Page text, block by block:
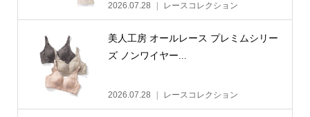
2026.07.28 レースコレクション
美人工房 オールレース プレミムシリー
ズ ノンワイヤー...
2026.07.28 レースコレクション